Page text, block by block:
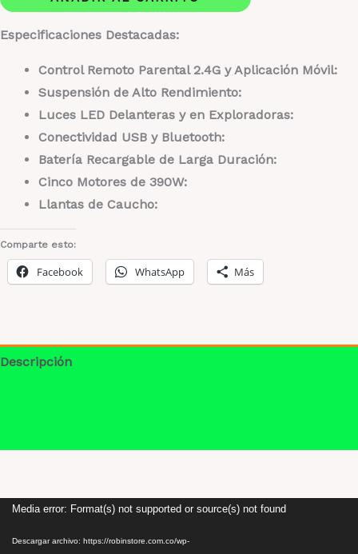
Niños
4X4
Especificaciones Destacadas:
Control Remoto Parental 2.4G y Aplicación Móvil:
Suspensión de Alto Rendimiento:
Luces LED Delanteras y en Exploradoras:
Conectividad USB y Bluetooth:
Batería Recargable de Larga Duración:
Cinco Motores de 390W:
Llantas de Caucho:
Comparte esto:
Facebook WhatsApp Más
Descripción
Reproductor
Media error: Format(s) not supported or source(s) not found
Descargar archivo: https://robinstore.com.co/wp-